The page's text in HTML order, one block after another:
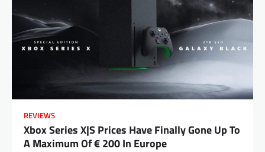
REVIEWS
Xbox Series X|S Prices Have Finally Gone Up To
A Maximum Of € 200 In Europe